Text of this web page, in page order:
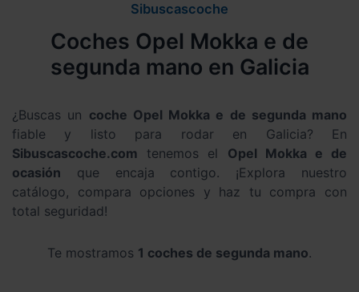
Sibuscascoche
Coches Opel Mokka e de
segunda mano en Galicia
¿Buscas un coche Opel Mokka e de segunda mano
fiable y listo para rodar en Galicia? En
Sibuscascoche.com tenemos el Opel Mokka e de
ocasión que encaja contigo. ¡Explora nuestro
catálogo, compara opciones y haz tu compra con
total seguridad!
Te mostramos 1 coches de segunda mano.